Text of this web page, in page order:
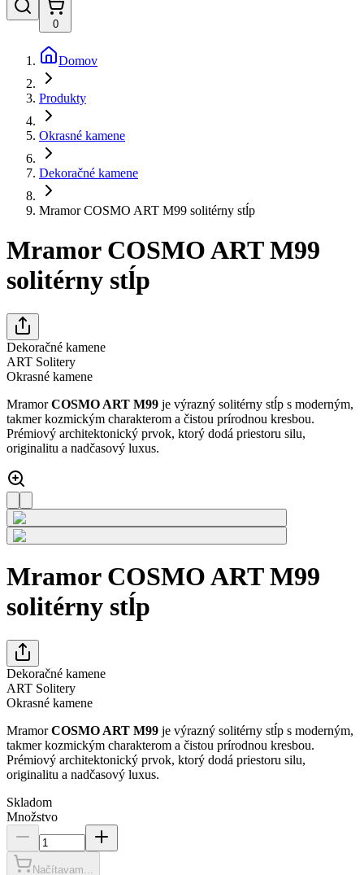
0
Domov
Produkty
Okrasné kamene
Dekoračné kamene
Mramor COSMO ART M99 solitérny stĺp
Mramor COSMO ART M99
solitérny stĺp
Dekoračné kamene
ART Solitery
Okrasné kamene
MramorCOSMO ART M99 je výrazný solitérny stĺp s moderným,
takmer kozmickým charakterom a čistou prírodnou kresbou.
Prémiový architektonický prvok, ktorý dodá priestoru silu,
originalitu a nadčasový luxus.
Mramor COSMO ART M99
solitérny stĺp
Dekoračné kamene
ART Solitery
Okrasné kamene
MramorCOSMO ART M99 je výrazný solitérny stĺp s moderným,
takmer kozmickým charakterom a čistou prírodnou kresbou.
Prémiový architektonický prvok, ktorý dodá priestoru silu,
originalitu a nadčasový luxus.
Skladom
Množstvo
Načítavam...